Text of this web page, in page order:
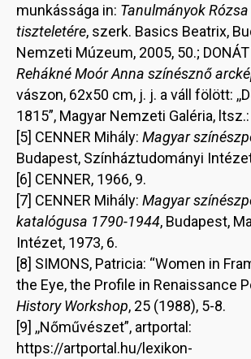
munkássága in: Tanulmányok
tiszteletére, szerk. Basics Beatrix,
Nemzeti Múzeum, 2005, 50.;
Rehákné Moór Anna színésznő
vászon, 62x50 cm, j. j. a váll fölött:
1815”, Magyar Nemzeti Galéria,
[5] CENNER Mihály: Magyar
Budapest, Színháztudományi
[6] CENNER, 1966, 9.
[7] CENNER Mihály: Magyar
katalógusa 1790-1944, Budapest,
Intézet, 1973, 6.
[8] SIMONS, Patricia: “Women in
the Eye, the Profile in Renaissance
History Workshop, 25 (1988), 5-8.
[9] ,,Nőművészet”, artportal:
https://artportal.hu/lexikon-